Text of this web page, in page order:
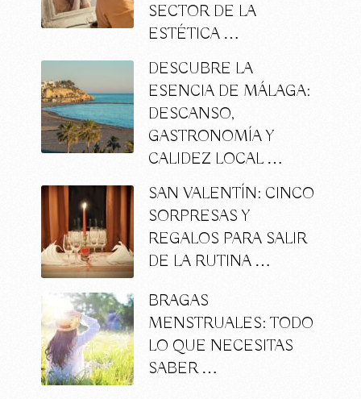
SECTOR DE LA
ESTÉTICA …
DESCUBRE LA
ESENCIA DE MÁLAGA:
DESCANSO,
GASTRONOMÍA Y
CALIDEZ LOCAL …
SAN VALENTÍN: CINCO
SORPRESAS Y
REGALOS PARA SALIR
DE LA RUTINA …
BRAGAS
MENSTRUALES: TODO
LO QUE NECESITAS
SABER …